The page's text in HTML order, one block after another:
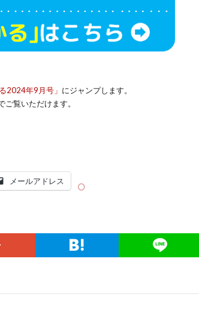
2024年9月号」 にジャンプします。
覧いただけます。
メールアドレス